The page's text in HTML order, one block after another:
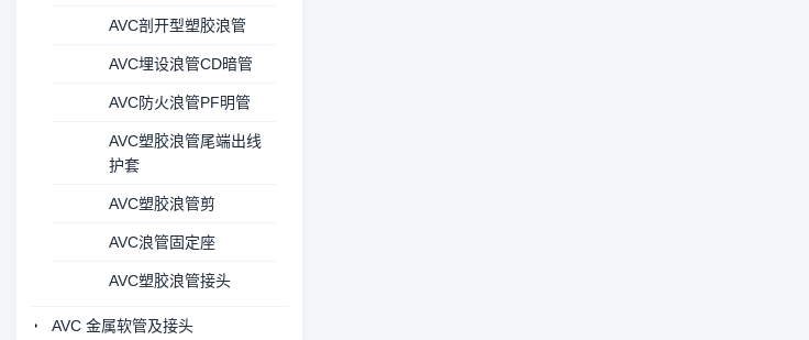
AVC剖开型塑胶浪管
AVC埋设浪管CD暗管
AVC防火浪管PF明管
AVC塑胶浪管尾端出线
护套
AVC塑胶浪管剪
AVC浪管固定座
AVC塑胶浪管接头
AVC 金属软管及接头